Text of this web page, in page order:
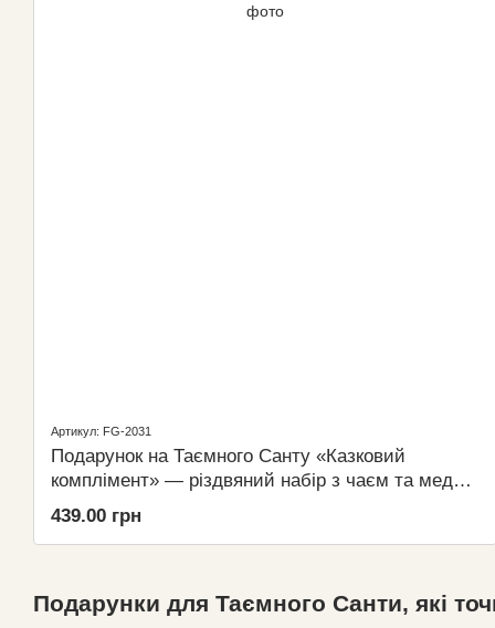
Подарунки для Таємного Санти, які
Артикул: FG-2031
Подарунок на Таємного Санту «Казковий
комплімент» — різдвяний набір з чаєм та медом
у круглій коробці
439.00 грн